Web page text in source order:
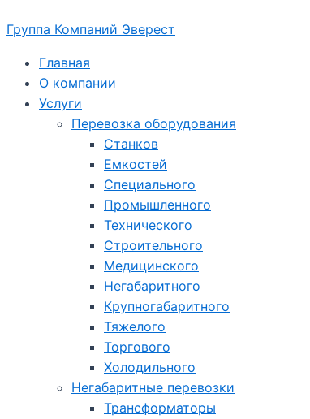
к
содержимому
Группа Компаний Эверест
Главная
О компании
Услуги
Перевозка оборудования
Станков
Емкостей
Специального
Промышленного
Технического
Строительного
Медицинского
Негабаритного
Крупногабаритного
Тяжелого
Торгового
Холодильного
Негабаритные перевозки
Трансформаторы